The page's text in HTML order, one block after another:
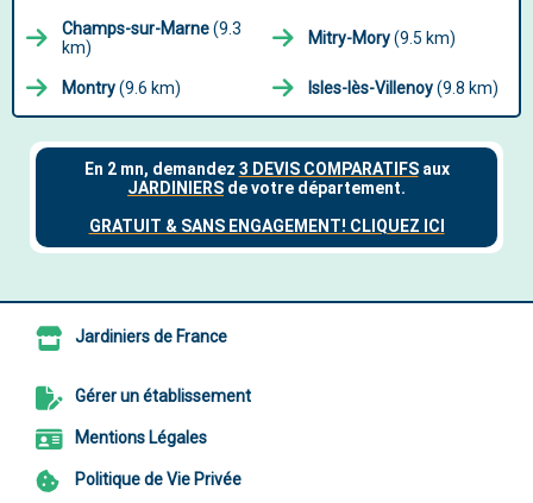
Champs-sur-Marne(9.3
km)
Mitry-Mory(9.5 km)
Montry(9.6 km) Isles-lès-Villenoy(9.8 km)
Jardiniers de France
Gérer un établissement
Mentions Légales
Politique de Vie Privée